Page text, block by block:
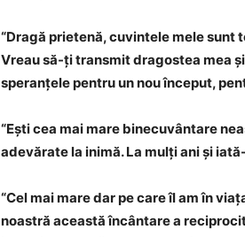
“Dragă prietenă, cuvintele mele
Vreau să-ți transmit dragostea mea
speranțele pentru un nou început,
“Ești cea mai mare binecuvântare
adevărate la inimă. La mulți ani și
“Cel mai mare dar pe care îl am în
noastră această încântare a